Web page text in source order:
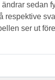
sedan
respektive
ser ut